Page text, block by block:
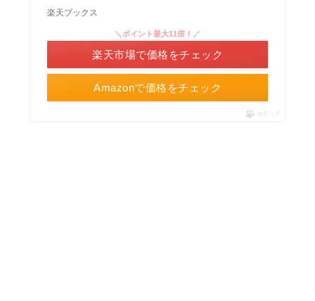
楽天ブックス
Amazonで価格をチェック
＼ポイント最大11倍！／
楽天市場で価格をチェック
ポチップ